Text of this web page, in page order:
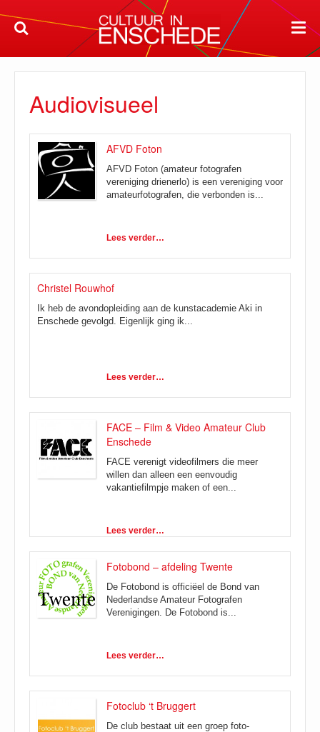
Audiovisueel
AFVD Foton
AFVD Foton (amateur fotografen
vereniging drienerlo) is een vereniging voor
amateurfotografen, die verbonden is...
Lees verder…
Christel Rouwhof
Ik heb de avondopleiding aan de kunstacademie Aki in
Enschede gevolgd. Eigenlijk ging ik...
Lees verder…
FACE – Film & Video Amateur Club
Enschede
FACE verenigt videofilmers die meer
willen dan alleen een eenvoudig
vakantiefilmpje maken of een...
Lees verder…
Fotobond – afdeling Twente
De Fotobond is officiëel de Bond van
Nederlandse Amateur Fotografen
Verenigingen. De Fotobond is...
Lees verder…
Fotoclub ‘t Bruggert
De club bestaat uit een groep foto-